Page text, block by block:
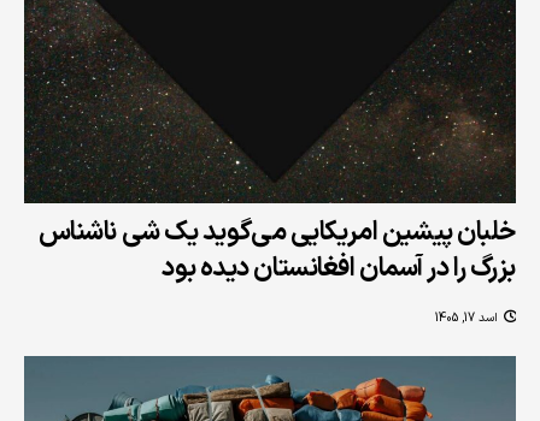
خلبان پیشین امریکایی می‌گوید یک شی ناشناس
بزرگ را در آسمان افغانستان دیده بود
اسد 17, 1405